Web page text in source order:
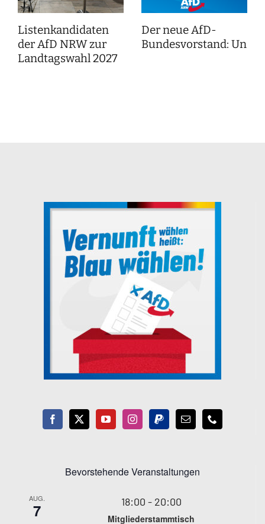
Listenkandidaten
der AfD NRW zur
Landtagswahl 2027
Der neue AfD-
Bundesvorstand:
Bevorstehende Veranstaltungen
AUG.
7 18:00 - 20:00
Mitgliederstammtisch